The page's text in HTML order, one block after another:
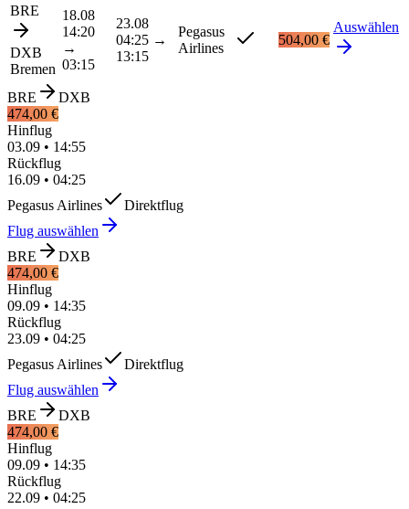
BRE
DXB
Bremen
18.08
14:20
→
03:15
23.08
04:25 →
13:15
Pegasus
Airlines
504,00 €
Auswählen
BRE
DXB
474,00 €
Hinflug
03.09 • 14:55
Rückflug
16.09 • 04:25
Pegasus Airlines
Direktflug
Flug auswählen
BRE
DXB
474,00 €
Hinflug
09.09 • 14:35
Rückflug
23.09 • 04:25
Pegasus Airlines
Direktflug
Flug auswählen
BRE
DXB
474,00 €
Hinflug
09.09 • 14:35
Rückflug
22.09 • 04:25